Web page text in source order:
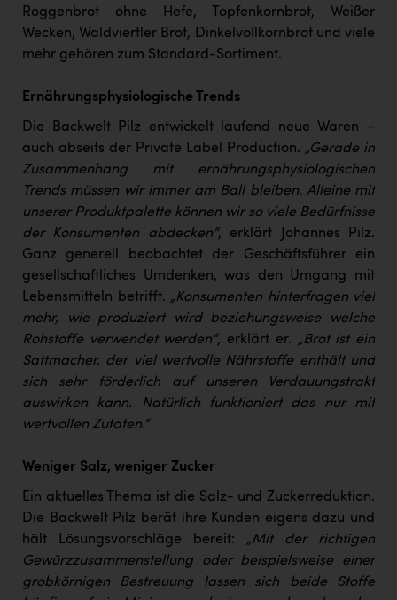
Wir besiegen Krebs
Wirtschaftskammer OÖ
ZULuft - Zukunft Luft Austria
Österreichisches Hebammengremium
Wirtschaftskammer OÖ Energiehandel
Dopgas
kunden basics
kontakt
Roggenbrot ohne Hefe, Topfenkornbrot, Weißer
Wecken, Waldviertler Brot, Dinkelvollkornbrot und viele
mehr gehören zum Standard-Sortiment.
Ernährungsphysiologische Trends
Die Backwelt Pilz entwickelt laufend neue Waren –
auch abseits der Private Label Production. „Gerade in
Zusammenhang mit ernährungsphysiologischen
Trends müssen wir immer am Ball bleiben. Alleine mit
unserer Produktpalette können wir so viele Bedürfnisse
der Konsumenten abdecken“, erklärt Johannes Pilz.
Ganz generell beobachtet der Geschäftsführer ein
gesellschaftliches Umdenken, was den Umgang mit
Lebensmitteln betrifft. „Konsumenten hinterfragen viel
mehr, wie produziert wird beziehungsweise welche
Rohstoffe verwendet werden“, erklärt er. „Brot ist ein
Sattmacher, der viel wertvolle Nährstoffe enthält und
sich sehr förderlich auf unseren Verdauungstrakt
auswirken kann. Natürlich funktioniert das nur mit
wertvollen Zutaten.“
Weniger Salz, weniger Zucker
Ein aktuelles Thema ist die Salz- und Zuckerreduktion.
Die Backwelt Pilz berät ihre Kunden eigens dazu und
hält Lösungsvorschläge bereit: „Mit der richtigen
Gewürzzusammenstellung oder beispielsweise einer
grobkörnigen Bestreuung lassen sich beide Stoffe